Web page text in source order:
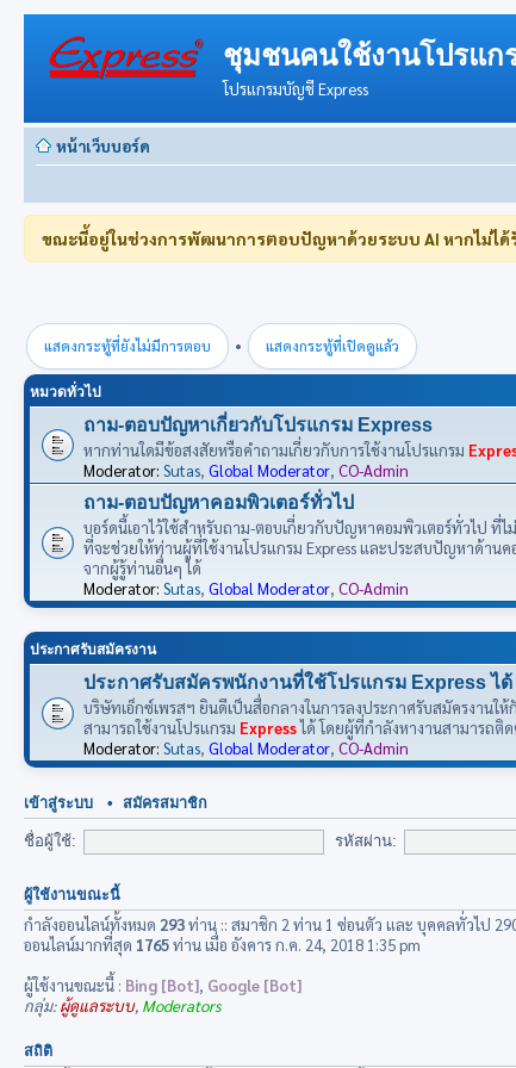
ชุมชนคนใช้งานโปรแ
โปรแกรมบัญชี Express
หน้าเว็บบอร์ด
ขณะนี้อยู่ในช่วงการพัฒนาการตอบปัญหาด้วยระบบ AI หากไม่ไ
แสดงกระทู้ที่ยังไม่มีการตอบ • แสดงกระทู้ที่เปิดดูแล้ว
หมวดทั่วไป
ถาม-ตอบปัญหาเกี่ยวกับโปรแกรม Express
หากท่านใดมีข้อสงสัยหรือคำถามเกี่ยวกับการใช้งานโปรแกรม
Moderator: Sutas, Global Moderator, CO-Admin
ถาม-ตอบปัญหาคอมพิวเตอร์ทั่วไป
บอร์ดนี้เอาไว้ใช้สำหรับถาม-ตอบเกี่ยวกับปัญหาคอมพิวเตอร์ทั่วไป ที่ไ
ที่จะช่วยให้ท่านผู้ที่ใช้งานโปรแกรม Express และประสบปัญหาด้าน
จากผู้รู้ท่านอื่นๆ ได้
Moderator: Sutas, Global Moderator, CO-Admin
ประกาศรับสมัครงาน
ประกาศรับสมัครพนักงานที่ใช้โปรแกรม Express ได้
บริษัทเอ็กซ์เพรสฯ ยินดีเป็นสื่อกลางในการลงประกาศรับสมัครงานใ
สามารถใช้งานโปรแกรม Expressได้ โดยผู้ที่กำลังหางานสามารถติ
Moderator: Sutas, Global Moderator, CO-Admin
เข้าสู่ระบบ • สมัครสมาชิก
ชื่อผู้ใช้: รหัสผ่าน:
ผู้ใช้งานขณะนี้
กำลังออนไลน์ทั้งหมด 293ท่าน :: สมาชิก 2 ท่าน 1 ซ่อนตัว และ บุคคลทั่วไป
ออนไลน์มากที่สุด 1765ท่าน เมื่อ อังคาร ก.ค. 24, 2018 1:35 pm
ผู้ใช้งานขณะนี้ : Bing [Bot], Google [Bot]
กลุ่ม:ผู้ดูแลระบบ, Moderators
สถิติ